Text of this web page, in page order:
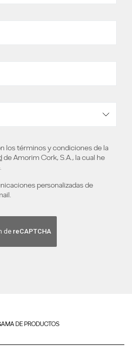
los términos y condiciones de la
de Amorim Cork, S.A., la cual he
personalizadas de
DE PRODUCTOS